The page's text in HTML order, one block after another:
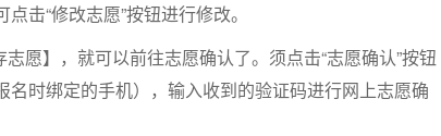
击“修改志愿”按钮进行修改。
愿】，就可以前往志愿确认了。须点击“志愿确认”按钮
名时绑定的手机），输入收到的验证码进行网上志愿确